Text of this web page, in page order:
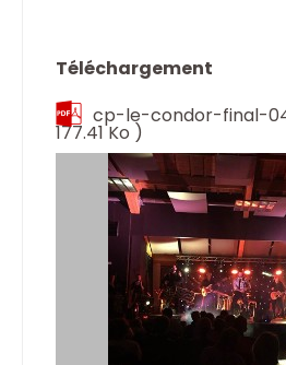
Téléchargement
cp-le-condor-final-
177.41 Ko )